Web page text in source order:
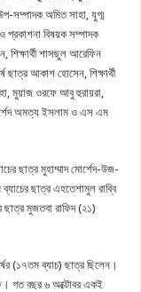
সম্পাদক অমিত সাহা, যুগ্ম
প্রকাশনা বিষয়ক সম্পাদক
শিক্ষার্থী শাসছুল আরেফিন
ছাত্র আকাশ হোসেন, শিক্ষার্থী
মুয়াজ ওরফে আবু হুরায়রা,
অমত্য ইসলাম ও এস এম
ছাত্র মুহাম্মাদ মোর্শেদ-উজ-
ছাত্র এহতেশামুল রাব্বি
ছাত্র মুজতবা রাফিদ (২১)
(১৭তম ব্যাচ) ছাত্র ছিলেন।
গত বছর ৬ অক্টোবর একই